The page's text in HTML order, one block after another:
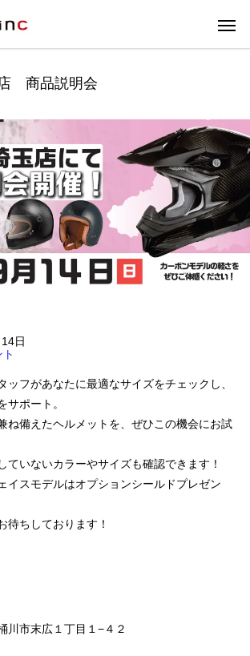
FACE
商品説明会
日
ッフがあなたに最適なサイズをチェックし、
サポート。
ね備えたヘルメットを、ぜひこの機会にお試
ていないカラーやサイズも確認できます！
イスモデルはオプションシールドプレゼン
待ちしております！
川市末広１丁目１−４２